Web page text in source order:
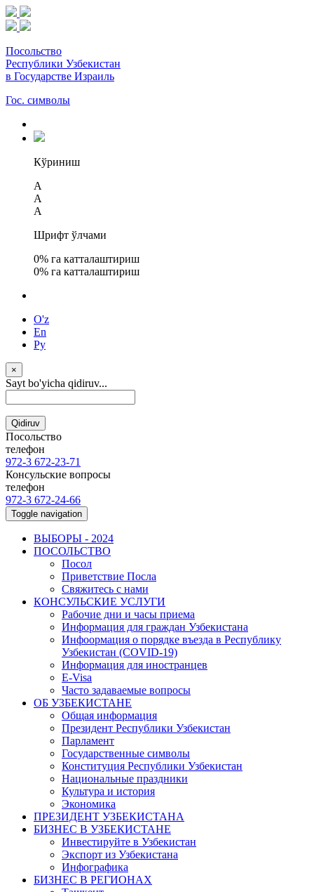
Посольство
Республики Узбекистан
в Государстве Израиль
Гос. символы
Кўриниш
A
A
A
Шрифт ўлчами
0% га катталаштириш
0% га катталаштириш
O'z
En
Ру
×
Sayt bo'yicha qidiruv...
Qidiruv
Посольство
телефон
972-3 672-23-71
Консульские вопросы
телефон
972-3 672-24-66
Toggle navigation
ВЫБОРЫ - 2024
ПОСОЛЬСТВО
Посол
Приветствие Посла
Свяжитесь с нами
КОНСУЛЬСКИЕ УСЛУГИ
Рабочие дни и часы приема
Информация для граждан Узбекистана
Инфоормация о порядке въезда в Республику
Узбекистан (COVID-19)
Информация для иностранцев
E-Visa
Часто задаваемые вопросы
ОБ УЗБЕКИСТАНЕ
Общая информация
Президент Республики Узбекистан
Парламент
Государственные символы
Конституция Республики Узбекистан
Национальные праздники
Культура и история
Экономика
ПРЕЗИДЕНТ УЗБЕКИСТАНА
БИЗНЕС В УЗБЕКИСТАНЕ
Инвестируйте в Узбекистан
Экспорт из Узбекистана
Инфографика
БИЗНЕС В РЕГИОНАХ